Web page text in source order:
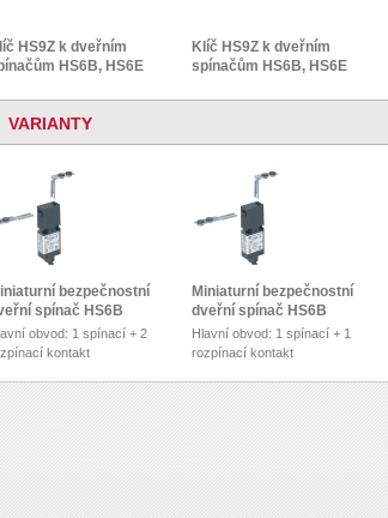
HS9Z k dveřním
HS6B, HS6E
Klíč HS9Z k dveřním
spínačům HS6B, HS6E
VARIANTY
bezpečnostní
spínač HS6B
obvod: 1 spínací + 2
kontakt
Miniaturní bezpečnostní
dveřní spínač HS6B
Hlavní obvod: 1 spínací + 1
rozpínací kontakt